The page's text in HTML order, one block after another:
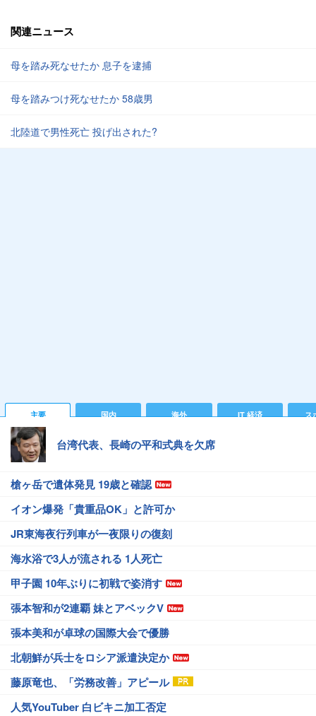
関連ニュース
母を踏み死なせたか 息子を逮捕
母を踏みつけ死なせたか 58歳男
北陸道で男性死亡 投げ出された?
主要 国内 海外 IT 経済 ス
台湾代表、長崎の平和式典を欠席
槍ヶ岳で遺体発見 19歳と確認
イオン爆発「貴重品OK」と許可か
JR東海夜行列車が一夜限りの復刻
海水浴で3人が流される 1人死亡
甲子園 10年ぶりに初戦で姿消す
張本智和が2連覇 妹とアベックV
張本美和が卓球の国際大会で優勝
北朝鮮が兵士をロシア派遣決定か
藤原竜也、「労務改善」アピール
人気YouTuber 白ビキニ加工否定